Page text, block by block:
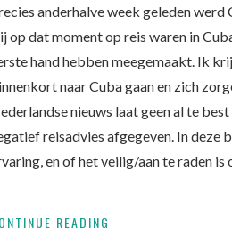
anderhalve week geleden
op dat moment op reis waren in
hand hebben meegemaakt. Ik
naar Cuba gaan en zich
nieuws laat geen al te
reisadvies afgegeven. In deze
en of het veilig/aan te raden is
READING